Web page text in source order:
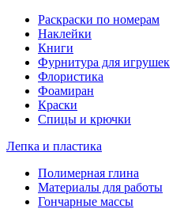
Раскраски по номерам
Наклейки
Книги
Фурнитура для игрушек
Флористика
Фоамиран
Краски
Спицы и крючки
Лепка и пластика
Полимерная глина
Материалы для работы
Гончарные массы